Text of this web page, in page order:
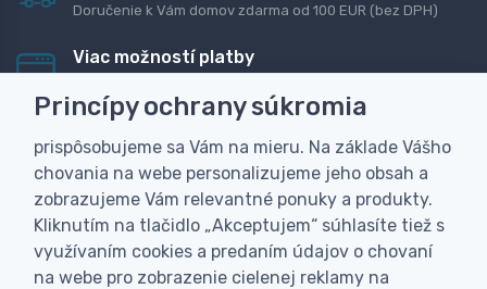
Doručenie k Vám domov zdarma od 100 EUR (bez DPH)
Viac možností platby
dobierku
Personalizácia
Vyrobíme Vám vlastný originálny darček
Skúsenosť
Široký sortiment, z ktorého Vám pomôžeme vybrať
Princípy ochrany súkromia
prispôsobujeme sa Vám na mieru. Na základe Vášho
chovania na webe personalizujeme jeho obsah a
zobrazujeme Vám relevantné ponuky a produkty.
Kliknutím na tlačidlo „Akceptujem“ súhlasíte tiež s
využívaním cookies a predaním údajov o chovaní
na webe pro zobrazenie cielenej reklamy na